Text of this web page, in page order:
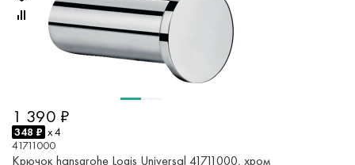
1 390 ₽
348 ₽ x 4
41711000
Крючок hansgrohe Logis Universal 41711000, хром